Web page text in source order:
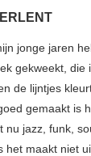
jonge jaren
gekweekt, die
de lijntjes
gemaakt is
jazz, funk,
het maakt niet